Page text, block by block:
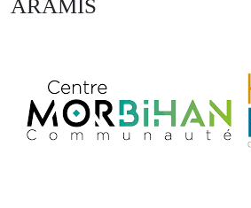
ARAMIS